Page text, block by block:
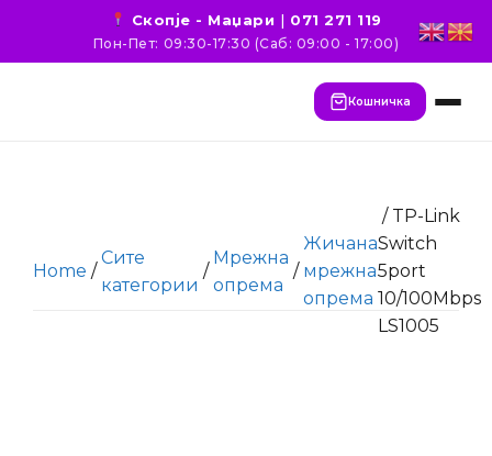
Скопје - Маџари | 071 271 119
Пон-Пет: 09:30-17:30 (Саб: 09:00 - 17:00)
Кошничка
Home /
Сите
категории
/
Мрежна
опрема
/
Жичана
мрежна
опрема
/ TP-Link
Switch
5port
10/100Mbps
LS1005